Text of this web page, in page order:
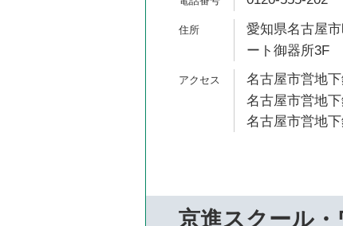
愛知県名古屋
ート御器所3F
名古屋市営地
名古屋市営地
名古屋市営地
京進スクール・